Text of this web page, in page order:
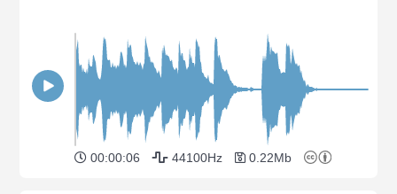
00:00:06 44100Hz 0.22Mb